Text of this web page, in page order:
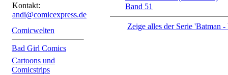
Kontakt:
andi@comicexpress.de
Comicwelten
Bad Girl Comics
Cartoons und
Comicstrips
Band 51
Zeige alles der Serie 'Batman